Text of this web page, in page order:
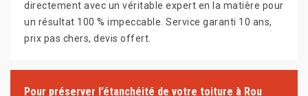
directement avec un véritable expert en la matière pour
un résultat 100 % impeccable. Service garanti 10 ans,
prix pas chers, devis offert.
Pour préserver l’étanchéité de votre toiture à Rou